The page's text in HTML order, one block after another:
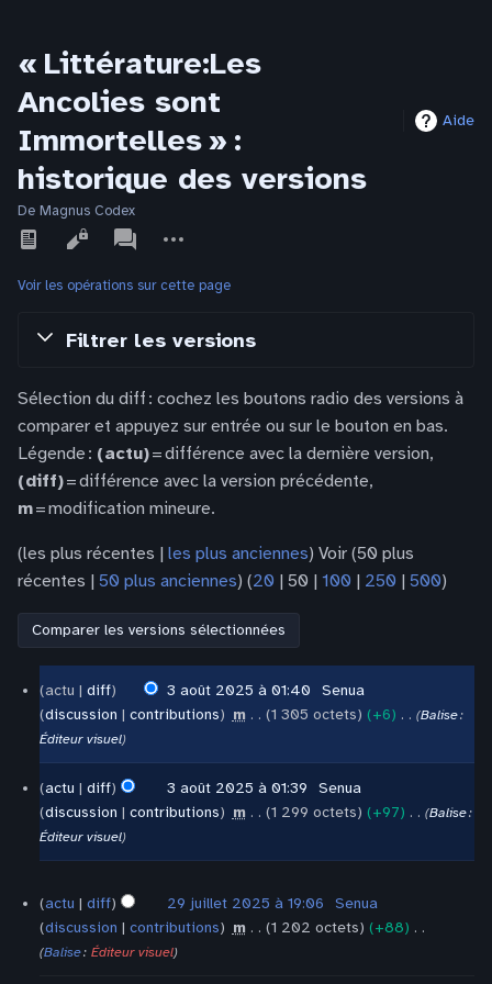
« Littérature:Les
Ancolies sont
Immortelles » :
historique des versions
Aide
De Magnus Codex
Affichages
associated-
pages
actions
Voir les opérations sur cette page
Filtrer les versions
Sélection du diff : cochez les boutons radio des versions à
comparer et appuyez sur entrée ou sur le bouton en bas.
Légende : (actu)= différence avec la dernière version,
(diff)= différence avec la version précédente,
m= modification mineure.
(les plus récentes | les plus anciennes) Voir (50 plus
récentes | 50 plus anciennes) (20 | 50 | 100 | 250 | 500)
août
2025
actu diff 3 août 2025 à 01:40
Senua
discussion
contributions m 1 305 octets +6
A
u
c
u
n
r
s
u
m
Balise:
Éditeur visuel
actu diff 3 août 2025 à 01:39
Senua
discussion
contributions m 1 299 octets +97
A
u
u
n
r
Balise:
Éditeur visuel
juillet
2025
actu diff 29 juillet 2025 à 19:06
Senua
discussion
contributions m 1 202 octets +88
ABalise: Éditeur visuel